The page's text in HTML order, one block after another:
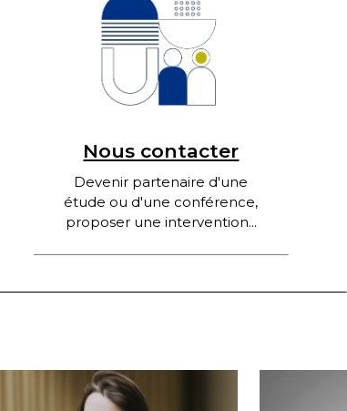
Nous contacter
Devenir partenaire d'une
étude ou d'une conférence,
proposer une intervention...